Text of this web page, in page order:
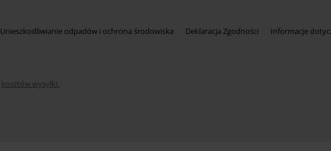
Unieszkodliwianie odpadów i ochrona środowiska Deklaracja Zgodności Informacje
kosztów wysyłki.